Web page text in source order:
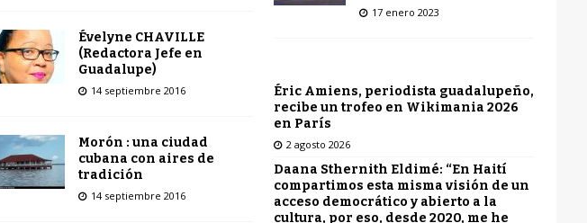
Évelyne CHAVILLE
(Redactora Jefe en
Guadalupe)
14 septiembre 2016
Morón : una ciudad
cubana con aires de
tradición
14 septiembre 2016
17 enero 2023
Éric Amiens, periodista guadalupeño,
recibe un trofeo en Wikimania 2026
en París
2 agosto 2026
Daana Sthernith Eldimé: “En Haití
compartimos esta misma visión de un
acceso democrático y abierto a la
cultura, por eso, desde 2020, me he